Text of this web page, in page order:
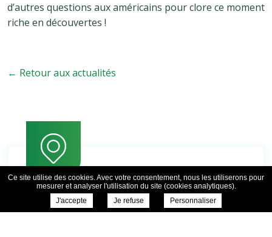
d’autres questions aux américains pour clore ce moment
riche en découvertes !
← Retour aux actualités
Ce site utilise des cookies. Avec votre consentement, nous les utiliserons pour
mesurer et analyser l'utilisation du site (cookies analytiques).
J'accepte
Je refuse Personnaliser